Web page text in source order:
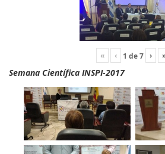
« ‹ 1 de7 ›
Semana Científica INSPI-2017